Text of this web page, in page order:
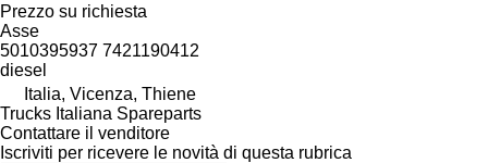
Prezzo su richiesta
Asse
5010395937 7421190412
diesel
Italia, Vicenza, Thiene
Trucks Italiana Spareparts
Contattare il venditore
Iscriviti per ricevere le novità di questa rubrica